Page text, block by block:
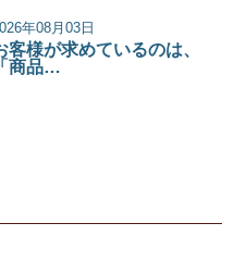
年08月03日
客様が求めているのは、
「商品…